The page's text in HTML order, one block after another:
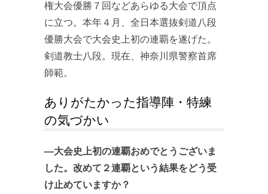
権大会優勝７回などあらゆる大会で頂点
に立つ。本年４月、全日本選抜剣道八段
優勝大会で大会史上初の連覇を遂げた。
剣道教士八段。現在、神奈川県警察首席
師範。
ありがたかった指導陣・特練
の気づかい
―大会史上初の連覇おめでとうございま
した。改めて２連覇という結果をどう受
け止めていますか？